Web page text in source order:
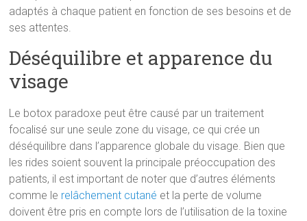
adaptés à chaque patient en fonction de ses besoins et de
ses attentes.
Déséquilibre et apparence du
visage
Le botox paradoxe peut être causé par un traitement
focalisé sur une seule zone du visage, ce qui crée un
déséquilibre dans l’apparence globale du visage. Bien que
les rides soient souvent la principale préoccupation des
patients, il est important de noter que d’autres éléments
comme le relâchement cutané et la perte de volume
doivent être pris en compte lors de l’utilisation de la toxine